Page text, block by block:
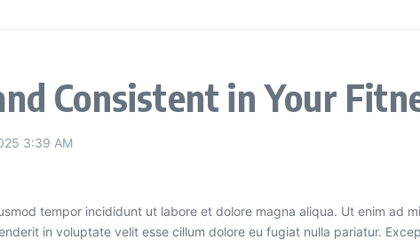
Consistent in Your
3:39 AM
tempor incididunt ut labore et dolore magna aliqua. Ut enim ad
in voluptate velit esse cillum dolore eu fugiat nulla pariatur.